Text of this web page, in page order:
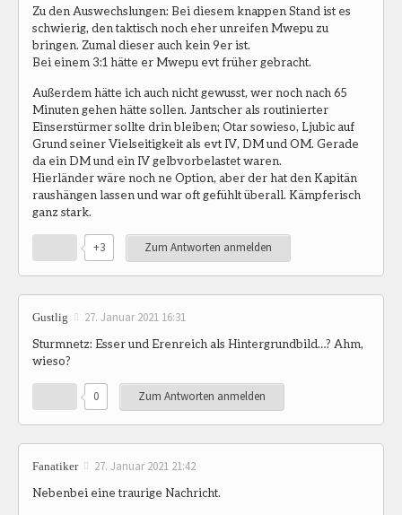
Zu den Auswechslungen: Bei diesem knappen Stand ist es
schwierig, den taktisch noch eher unreifen Mwepu zu
bringen. Zumal dieser auch kein 9er ist.
Bei einem 3:1 hätte er Mwepu evt früher gebracht.
Außerdem hätte ich auch nicht gewusst, wer noch nach 65
Minuten gehen hätte sollen. Jantscher als routinierter
Einserstürmer sollte drin bleiben; Otar sowieso, Ljubic auf
Grund seiner Vielseitigkeit als evt IV, DM und OM. Gerade
da ein DM und ein IV gelbvorbelastet waren.
Hierländer wäre noch ne Option, aber der hat den Kapitän
raushängen lassen und war oft gefühlt überall. Kämpferisch
ganz stark.
+3 Zum Antworten anmelden
Gustlig 27. Januar 2021 16:31
Sturmnetz: Esser und Erenreich als Hintergrundbild…? Ahm,
wieso?
0 Zum Antworten anmelden
Fanatiker 27. Januar 2021 21:42
Nebenbei eine traurige Nachricht.